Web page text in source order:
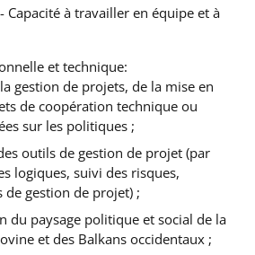
Capacité à travailler en équipe et à
et technique:
la gestion de projets, de la mise en
de coopération technique ou
sur les politiques ;
outils de gestion de projet (par
logiques, suivi des risques,
de gestion de projet) ;
du paysage politique et social de la
et des Balkans occidentaux ;